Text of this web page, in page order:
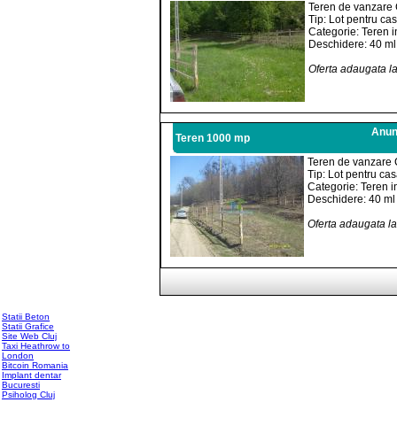
Teren de vanzare
Tip: Lot pentru
Categorie: Teren
Deschidere: 40 ml
Oferta adaugata
Teren 1000 mp
Teren de vanzare
Tip: Lot pentru
Categorie: Teren
Deschidere: 40 ml
Oferta adaugata
Statii Beton
Statii Grafice
Site Web Cluj
Taxi Heathrow to
London
Bitcoin Romania
Implant dentar
Bucuresti
Psiholog Cluj